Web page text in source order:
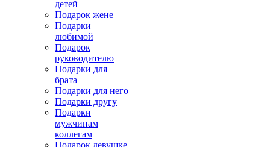
детей
Подарок жене
Подарки
любимой
Подарок
руководителю
Подарки для
брата
Подарки для него
Подарки другу
Подарки
мужчинам
коллегам
Подарок девушке